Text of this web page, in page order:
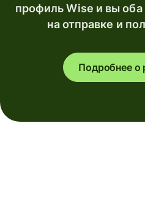
профиль Wise и вы
на отправке и
Подробнее о